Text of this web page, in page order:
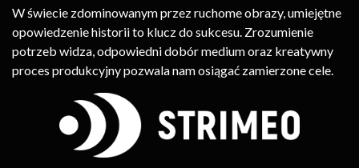
W świecie zdominowanym przez ruchome obrazy, umiejętne
opowiedzenie historii to klucz do sukcesu. Zrozumienie
potrzeb widza, odpowiedni dobór medium oraz kreatywny
proces produkcyjny pozwala nam osiągać zamierzone cele.